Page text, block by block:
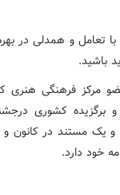
تعامل و همدلی در
باشید.
مرکز فرهنگی هنری
کشوری
ساخت ۸ فیلم کوتاه و یک
خود دارد.